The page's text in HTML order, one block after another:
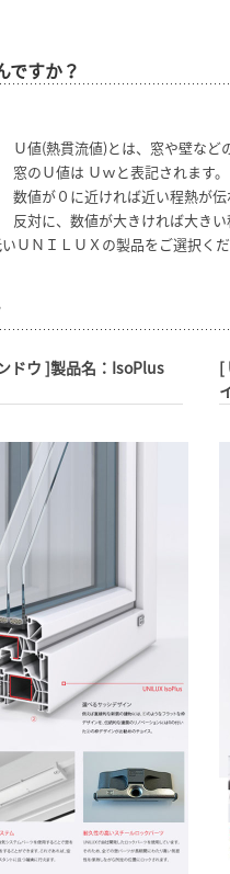
ですか？
Ｕ値(熱貫流値)とは、窓や壁など
窓のＵ値は Ｕｗと表記されます
数値が０に近ければ近い程熱が
反対に、数値が大きければ大き
ＵＮＩＬＵＸの製品をご選択くだ
ドウ ]製品名：IsoPlus
[